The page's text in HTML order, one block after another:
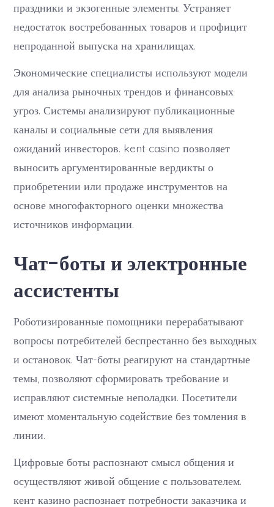
праздники и экзогенные элементы. Устраняет
недостаток востребованных товаров и профицит
непроданной выпуска на хранилищах.
Экономические специалисты используют модели
для анализа рыночных трендов и финансовых
угроз. Системы анализируют публикационные
каналы и социальные сети для выявления
ожиданий инвесторов. kent casino позволяет
выносить аргументированные вердикты о
приобретении или продаже инструментов на
основе многофакторного оценки множества
источников информации.
Чат-боты и электронные
ассистенты
Роботизированные помощники перерабатывают
вопросы потребителей беспрестанно без выходных
и остановок. Чат-боты реагируют на стандартные
темы, позволяют сформировать требование и
исправляют системные неполадки. Посетители
имеют моментальную содействие без томления в
линии.
Цифровые боты распознают смысл общения и
осуществляют живой общение с пользователем.
кент казино распознает потребности заказчика и